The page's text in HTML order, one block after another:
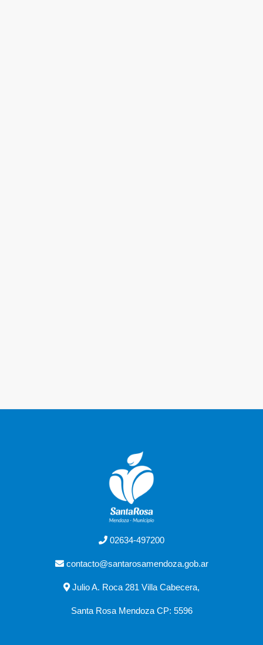
02634-497200
contacto@santarosamendoza.gob.ar
Julio A. Roca 281 Villa Cabecera,
Santa Rosa Mendoza CP: 5596